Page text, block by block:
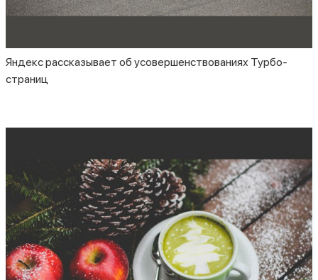
Яндекс рассказывает об усовершенствованиях Турбо-
страниц